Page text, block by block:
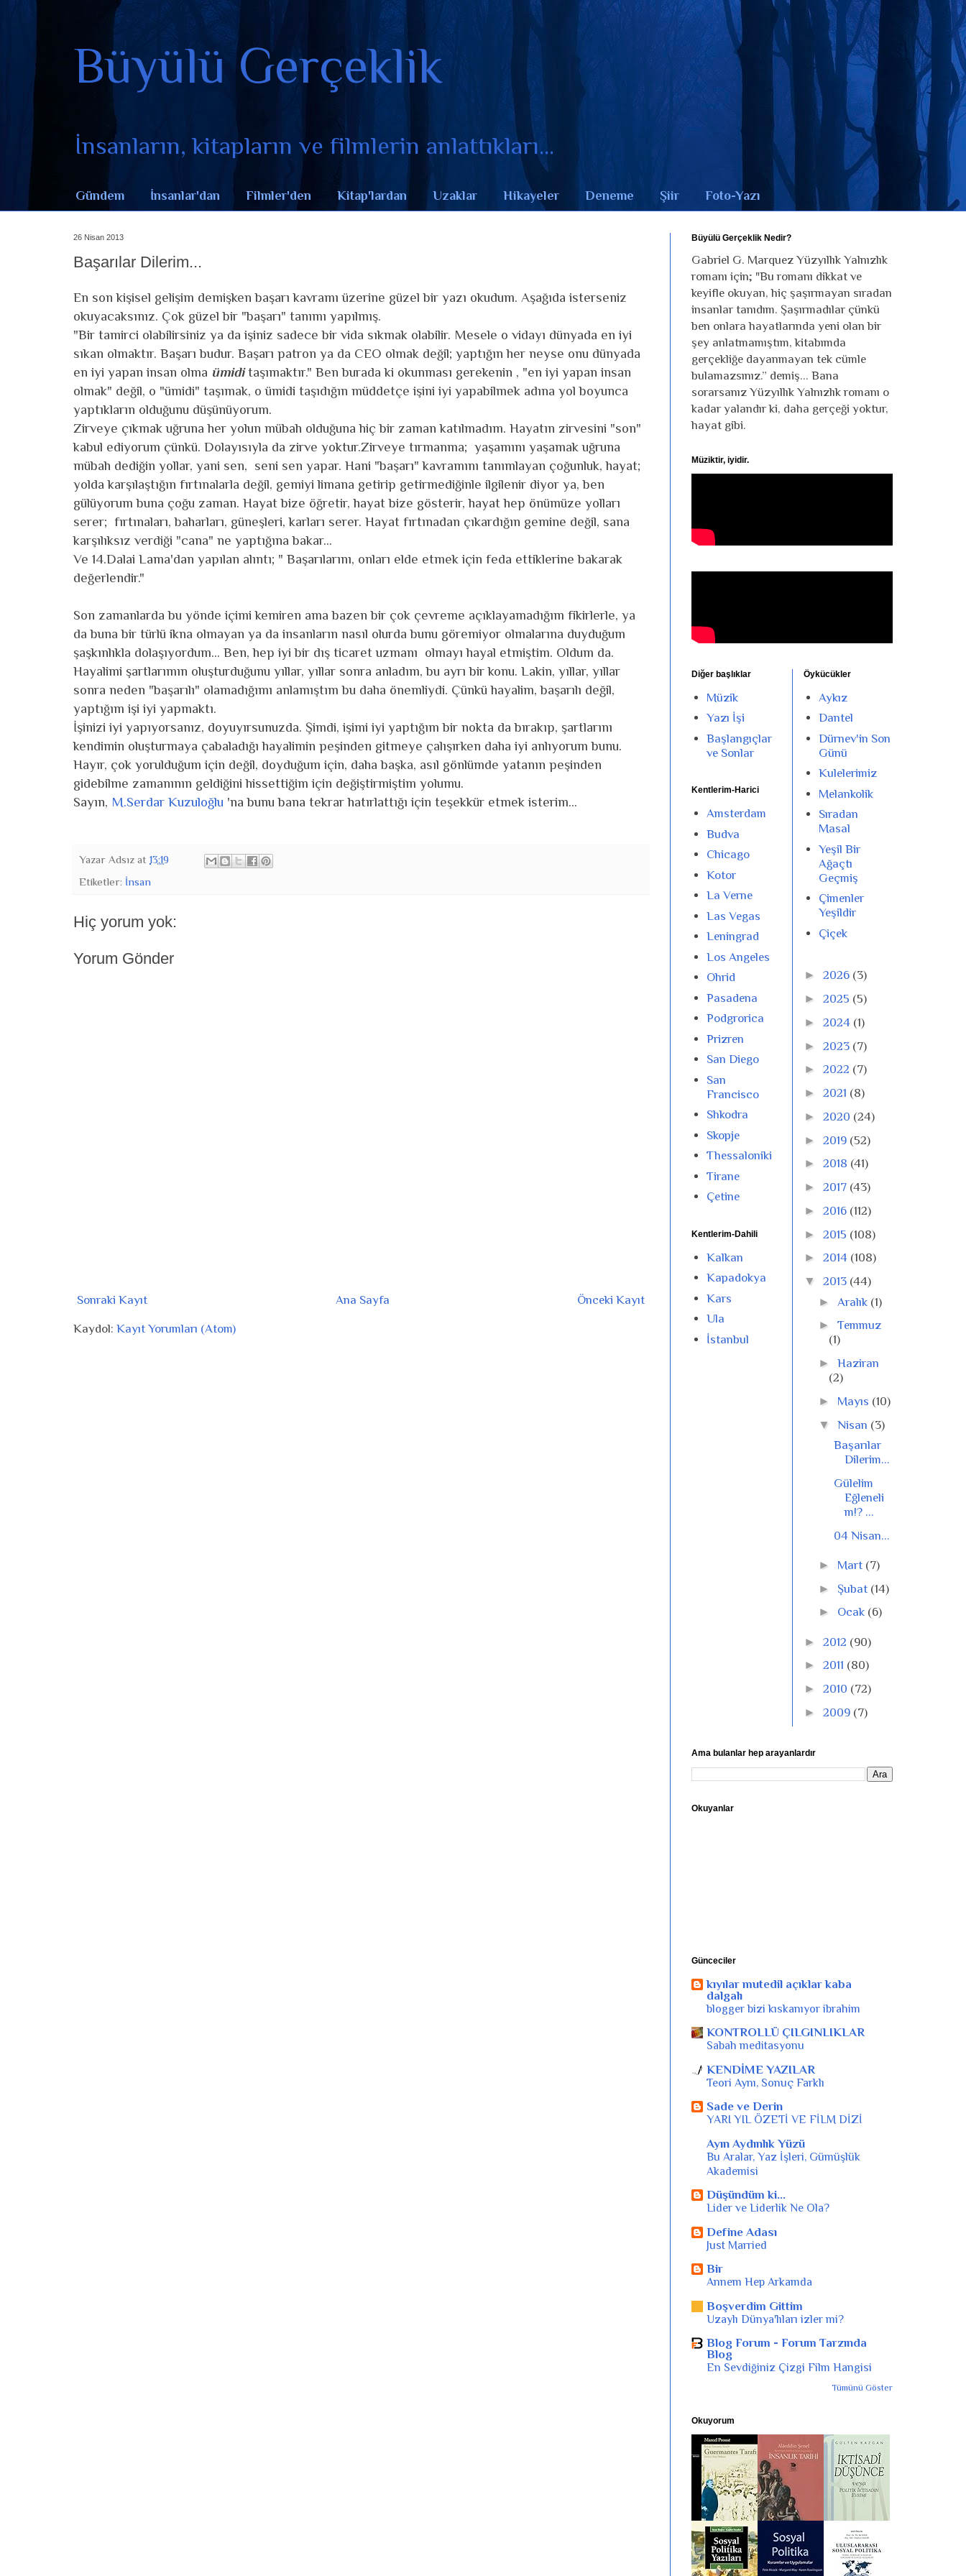
Büyülü Gerçeklik
İnsanların, kitapların ve filmlerin anlattıkları...
Gündem İnsanlar'dan Filmler'den Kitap'lardan Uzaklar Hikayeler Deneme Şiir Foto-Yazı
26 Nisan 2013
Başarılar Dilerim...
En son kişisel gelişim demişken başarı kavramı üzerine güzel bir yazı okudum. Aşağıda isterseniz
okuyacaksınız. Çok güzel bir "başarı" tanımı yapılmış.
"Bir tamirci olabilirsiniz ya da işiniz sadece bir vida sıkmak olabilir. Mesele o vidayı dünyada en iyi
sıkan olmaktır. Başarı budur. Başarı patron ya da CEO olmak değil; yaptığın her neyse onu dünyada
en iyi yapan insan olma ümiditaşımaktır." Ben burada ki okunması gerekenin , "en iyi yapan insan
olmak" değil, o "ümidi" taşımak, o ümidi taşıdığın müddetçe işini iyi yapabilmek adına yol boyunca
yaptıkların olduğunu düşünüyorum.
Zirveye çıkmak uğruna her yolun mübah olduğuna hiç bir zaman katılmadım. Hayatın zirvesini "son"
kabul ediyorum çünkü. Dolayısıyla da zirve yoktur.Zirveye tırmanma; yaşamını yaşamak uğruna
mübah dediğin yollar, yani sen, seni sen yapar. Hani "başarı" kavramını tanımlayan çoğunluk, hayat;
yolda karşılaştığın fırtınalarla değil, gemiyi limana getirip getirmediğinle ilgilenir diyor ya, ben
gülüyorum buna çoğu zaman. Hayat bize öğretir, hayat bize gösterir, hayat hep önümüze yolları
serer; fırtınaları, baharları, güneşleri, karları serer. Hayat fırtınadan çıkardığın gemine değil, sana
karşılıksız verdiği "cana" ne yaptığına bakar...
Ve 14.Dalai Lama'dan yapılan alıntı; " Başarılarını, onları elde etmek için feda ettiklerine bakarak
değerlendir."
Son zamanlarda bu yönde içimi kemiren ama bazen bir çok çevreme açıklayamadığım fikirlerle, ya
da buna bir türlü ikna olmayan ya da insanların nasıl olurda bunu göremiyor olmalarına duyduğum
şaşkınlıkla dolaşıyordum... Ben, hep iyi bir dış ticaret uzmanı olmayı hayal etmiştim. Oldum da.
Hayalimi şartlarımın oluşturduğunu yıllar, yıllar sonra anladım, bu ayrı bir konu. Lakin, yıllar, yıllar
sonra neden "başarılı" olamadığımı anlamıştım bu daha önemliydi. Çünkü hayalim, başarılı değil,
yaptığım işi iyi yapmaktı.
İşinizi iyi yapıyorsanız, doyuyırsunuzda. Şimdi, işimi iyi yaptığım bir nokta da bırakıp, şartlarını
kendimin oluşturmaya çabaladığı hayalimin peşinden gitmeye çalışırken daha iyi anlıyorum bunu.
Hayır, çok yorulduğum için değil, doyduğum için, daha başka, asıl gönlümde yatanın peşinden
gidebilme zamanının geldiğini hissettiğim için değiştirmiştim yolumu.
Sayın, M.Serdar Kuzuloğlu 'na bunu bana tekrar hatırlattığı için teşekkür etmek isterim...
Yazar Adsız at 13:19
Etiketler: İnsan
Hiç yorum yok:
Yorum Gönder
Sonraki Kayıt Önceki Kayıt
Ana Sayfa
Kaydol: Kayıt Yorumları (Atom)
Büyülü Gerçeklik Nedir?
Gabriel G. Marquez Yüzyıllık Yalnızlık
romanı için; "Bu romanı dikkat ve
keyifle okuyan, hiç şaşırmayan sıradan
insanlar tanıdım. Şaşırmadılar çünkü
ben onlara hayatlarında yeni olan bir
şey anlatmamıştım, kitabımda
gerçekliğe dayanmayan tek cümle
bulamazsınız.” demiş... Bana
sorarsanız Yüzyıllık Yalnızlık romanı o
kadar yalandır ki, daha gerçeği yoktur,
hayat gibi.
Müziktir, iyidir.
Diğer başlıklar
Müzik
Yazı İşi
Başlangıçlar
ve Sonlar
Kentlerim-Harici
Amsterdam
Budva
Chicago
Kotor
La Verne
Las Vegas
Leningrad
Los Angeles
Ohrid
Pasadena
Podgrorica
Prizren
San Diego
San
Francisco
Shkodra
Skopje
Thessaloniki
Tirane
Çetine
Kentlerim-Dahili
Kalkan
Kapadokya
Kars
Ula
İstanbul
Öykücükler
Aykız
Dantel
Dürnev'in Son
Günü
Kulelerimiz
Melankolik
Sıradan
Masal
Yeşil Bir
Ağaçtı
Geçmiş
Çimenler
Yeşildir
Çiçek
► 2026 (3)
► 2025 (5)
► 2024 (1)
► 2023 (7)
► 2022 (7)
► 2021 (8)
► 2020 (24)
► 2019 (52)
► 2018 (41)
► 2017 (43)
► 2016 (112)
► 2015 (108)
► 2014 (108)
▼ 2013 (44)
► Aralık (1)
►Temmuz
(1)
►Haziran
(2)
► Mayıs (10)
▼Nisan (3)
Başarılar
Dilerim...
Gülelim
Eğleneli
m!? ...
04 Nisan...
► Mart (7)
► Şubat (14)
► Ocak (6)
► 2012 (90)
► 2011 (80)
► 2010 (72)
► 2009 (7)
Ama bulanlar hep arayanlardır
Okuyanlar
Günceciler
kıyılar mutedil açıklar kaba
dalgalı
blogger bizi kıskanıyor ibrahim
KONTROLLÜ ÇILGINLIKLAR
Sabah meditasyonu
KENDİME YAZILAR
Teori Aynı, Sonuç Farklı
Sade ve Derin
YARI YIL ÖZETİ VE FİLM DİZİ
Ayın Aydınlık Yüzü
Bu Aralar, Yaz İşleri, Gümüşlük
Akademisi
Düşündüm ki...
Lider ve Liderlik Ne Ola?
Define Adası
Just Married
Bir
Annem Hep Arkamda
Boşverdim Gittim
Uzaylı Dünya'lıları izler mi?
Blog Forum - Forum Tarzında
Blog
En Sevdiğiniz Çizgi Film Hangisi
Tümünü Göster
Okuyorum